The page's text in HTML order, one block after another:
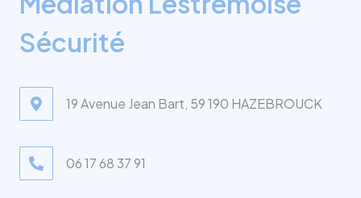
Sécurité
19 Avenue Jean Bart, 59 190 HAZEBROUCK
06 17 68 37 91